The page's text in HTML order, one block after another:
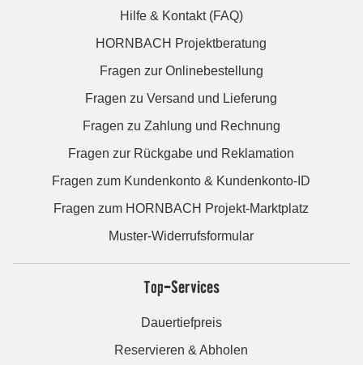
Hilfe & Kontakt (FAQ)
HORNBACH Projektberatung
Fragen zur Onlinebestellung
Fragen zu Versand und Lieferung
Fragen zu Zahlung und Rechnung
Fragen zur Rückgabe und Reklamation
Fragen zum Kundenkonto & Kundenkonto-ID
Fragen zum HORNBACH Projekt-Marktplatz
Muster-Widerrufsformular
Top-Services
Dauertiefpreis
Reservieren & Abholen